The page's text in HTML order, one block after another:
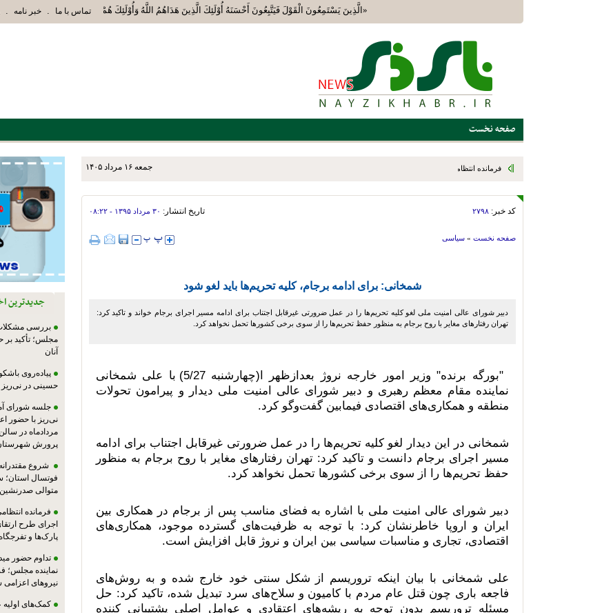
«الَّذِينَ يَسْتَمِعُونَ الْقَوْلَ فَيَتَّبِعُونَ أَحْسَنَهُ أُوْلَئِكَ الَّذِينَ هَدَاهُمُ اللَّهُ وَأُوْلَئِكَ هُمْ أُوْلُوا الْأَلْبَابِ» عاقلان
تماس با ما . خبر نامه .
صفحه نخست
جمعه ۱۶ مرداد ۱۴۰۵ فرمانده انتظامی شهرستان نی‌ریز از تداوم اجرای طرح ارتقای امنیت اجتماعی و پاکسازی پارک‌ها و
کد خبر: ۲۷۹۸ تاریخ انتشار: ۳۰ مرداد ۱۳۹۵ - ۰۸:۲۲
صفحه نخست » سیاسی
شمخانی: برای ادامه برجام، کلیه تحریم‌ها باید لغو شود
دبیر شورای عالی امنیت ملی لغو کلیه تحریم‌ها را در عمل ضرورتی غیرقابل اجتناب برای ادامه مسیر اجرای برجام خواند و تاکید کرد:
تهران رفتارهای مغایر با روح برجام به منظور حفظ تحریم‌ها را از سوی برخی کشورها تحمل نخواهد کرد.
"بورگه برنده" وزیر امور خارجه نروژ بعد‌ازظهر ا(چهارشنبه 5/27) با علی شمخانی
نماینده مقام معظم رهبری و دبیر شورای عالی امنیت ملی دیدار و پیرامون تحولات
منطقه و همکاری‌های اقتصادی فیمابین گفت‌وگو کرد.
شمخانی در این دیدار لغو کلیه تحریم‌ها را در عمل ضرورتی غیرقابل اجتناب برای ادامه
مسیر اجرای برجام دانست و تاکید کرد: تهران رفتارهای مغایر با روح برجام به منظور
حفظ تحریم‌ها را از سوی برخی کشورها تحمل نخواهد کرد.
دبیر شورای عالی امنیت ملی با اشاره به فضای مناسب پس از برجام در همکاری بین
ایران و اروپا خاطرنشان کرد: با توجه به ظرفیت‌های گسترده موجود، همکاری‌های
اقتصادی، تجاری و مناسبات سیاسی بین ایران و نروژ قابل افزایش است.
علی شمخانی با بیان اینکه تروریسم از شکل سنتی خود خارج شده و به روش‌های
فاجعه باری چون قتل عام مردم با کامیون و سلاح‌های سرد تبدیل شده، تاکید کرد: حل
مسئله تروریسم بدون توجه به ریشه‌های اعتقادی و عوامل اصلی پشتیبانی کننده
جدیدترین
بررسی مشکلات
مجلس؛ تأکید بر
آنان
پیاده‌روی
حسینی در نی‌ریز
جلسه شورای
مردادماه در
پرورش
شروع
فوتسال استان؛
متوالی
فرمانده
اجرای طرح
پارک‌ها و
تداوم حضور
نماینده مجلس؛
نیروهای اعزامی
کمک‌های